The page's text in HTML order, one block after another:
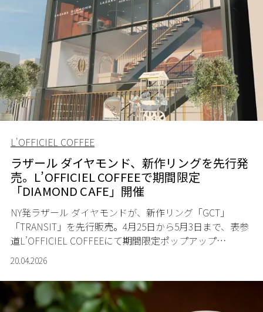
L'OFFICIEL COFFEE
ラザール ダイヤモンド、新作リングを先行発
売。L’OFFICIEL COFFEEで期間限定
「DIAMOND CAFE」開催
NY発ラザール ダイヤモンドが、新作リング「GCT」
「TRANSIT」を先行販売。4月25日から5月3日まで、表参
道L’OFFICIEL COFFEEにて期間限定ポップアップ
「DIAMOND CAFE」を開催する。
20.04.2026